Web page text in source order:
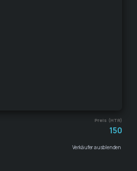
Preis (HTR)
150
Verkäufer ausblenden